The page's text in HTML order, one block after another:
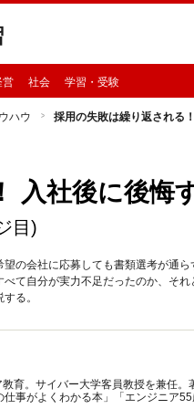
営 社会 学習・受験
ハウ 採用の失敗は繰り返される
入社後に後悔
目)
の会社に応募しても書類選考が通
て自分が実力不足だったのか、そ
る。
育。サイバー大学客員教授を兼任。
事がよくわかる本」「エンジニア